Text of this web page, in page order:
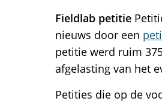
Fieldlab petitie
nieuws door een
petitie werd ruim
afgelasting van het
Petities die op de